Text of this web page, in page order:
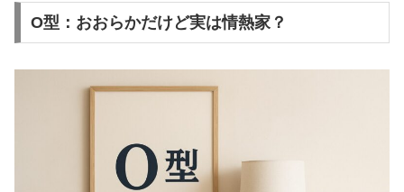
O型：おおらかだけど実は情熱家？